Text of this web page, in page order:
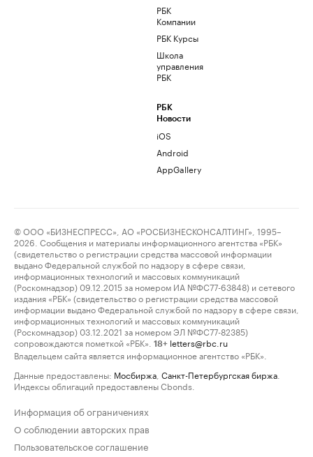
РБК
Компании
РБК Курсы
Школа
управления
РБК
РБК
Новости
iOS
Android
AppGallery
© ООО «БИЗНЕСПРЕСС», АО «РОСБИЗНЕСКОНСАЛТИНГ», 1995–
2026. Сообщения и материалы информационного агентства «РБК»
(свидетельство о регистрации средства массовой информации
выдано Федеральной службой по надзору в сфере связи,
информационных технологий и массовых коммуникаций
(Роскомнадзор) 09.12.2015 за номером ИА №ФС77-63848) и сетевого
издания «РБК» (свидетельство о регистрации средства массовой
информации выдано Федеральной службой по надзору в сфере связи,
информационных технологий и массовых коммуникаций
(Роскомнадзор) 03.12.2021 за номером ЭЛ №ФС77-82385)
сопровождаются пометкой «РБК».
18+ letters@rbc.ru
Владельцем сайта является информационное агентство «РБК».
Данные предоставлены: Мосбиржа Санкт-Петербургская биржа
Индексы облигаций предоставлены Cbonds.
Информация об ограничениях
О соблюдении авторских прав
Пользовательское соглашение